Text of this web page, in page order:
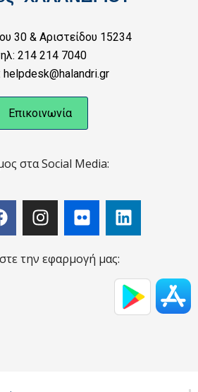
30 & Αριστείδου 15234
214 214 7040
helpdesk@halandri.gr
Επικοινωνία
στα Social Media:
την εφαρμογή μας: